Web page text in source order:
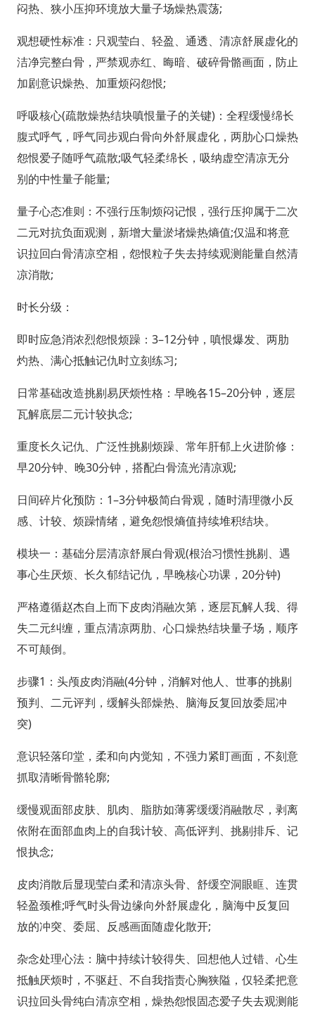
闷热、狭小压抑环境放大量子场燥热震荡;
观想硬性标准：只观莹白、轻盈、通透、清凉舒展虚化的
洁净完整白骨，严禁观赤红、晦暗、破碎骨骼画面，防止
加剧意识燥热、加重烦闷怨恨;
呼吸核心(疏散燥热结块嗔恨量子的关键)：全程缓慢绵长
腹式呼气，呼气同步观白骨向外舒展虚化，两肋心口燥热
怨恨爱子随呼气疏散;吸气轻柔绵长，吸纳虚空清凉无分
别的中性量子能量;
量子心态准则：不强行压制烦闷记恨，强行压抑属于二次
二元对抗负面观测，新增大量淤堵燥热熵值;仅温和将意
识拉回白骨清凉空相，怨恨粒子失去持续观测能量自然清
凉消散;
时长分级：
即时应急消浓烈怨恨烦躁：3–12分钟，嗔恨爆发、两肋
灼热、满心抵触记仇时立刻练习;
日常基础改造挑剔易厌烦性格：早晚各15–20分钟，逐层
瓦解底层二元计较执念;
重度长久记仇、广泛性挑剔烦躁、常年肝郁上火进阶修：
早20分钟、晚30分钟，搭配白骨流光清凉观;
日间碎片化预防：1–3分钟极简白骨观，随时清理微小反
感、计较、烦躁情绪，避免怨恨熵值持续堆积结块。
模块一：基础分层清凉舒展白骨观(根治习惯性挑剔、遇
事心生厌烦、长久郁结记仇，早晚核心功课，20分钟)
严格遵循赵杰自上而下皮肉消融次第，逐层瓦解人我、得
失二元纠缠，重点清凉两肋、心口燥热结块量子场，顺序
不可颠倒。
步骤1：头颅皮肉消融(4分钟，消解对他人、世事的挑剔
预判、二元评判，缓解头部燥热、脑海反复回放委屈冲
突)
意识轻落印堂，柔和向内觉知，不强力紧盯画面，不刻意
抓取清晰骨骼轮廓;
缓慢观面部皮肤、肌肉、脂肪如薄雾缓缓消融散尽，剥离
依附在面部血肉上的自我计较、高低评判、挑剔排斥、记
恨执念;
皮肉消散后显现莹白柔和清凉头骨、舒缓空洞眼眶、连贯
轻盈颈椎;呼气时头骨边缘向外舒展虚化，脑海中反复回
放的冲突、委屈、反感画面随虚化散开;
杂念处理心法：脑中持续计较得失、回想他人过错、心生
抵触厌烦时，不驱赶、不自我指责心胸狭隘，仅轻柔把意
识拉回头骨纯白清凉空相，燥热怨恨固态爱子失去观测能